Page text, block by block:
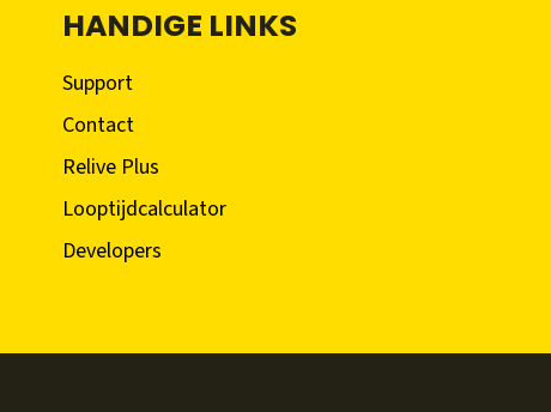
HANDIGE LINKS
Support
Contact
Relive Plus
Looptijdcalculator
Developers